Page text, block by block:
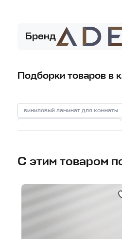
Бренд
Подборки товаров в
виниловый ламинат для комнаты
виниловый ламинат 4 мм
С этим товаром